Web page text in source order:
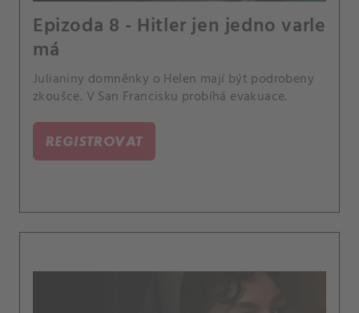
Epizoda 8 - Hitler jen jedno varle
má
Julianiny domněnky o Helen mají být podrobeny
zkoušce. V San Francisku probíhá evakuace.
REGISTROVAT